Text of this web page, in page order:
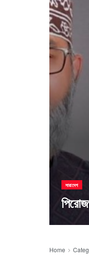
সারাদেশ
Home